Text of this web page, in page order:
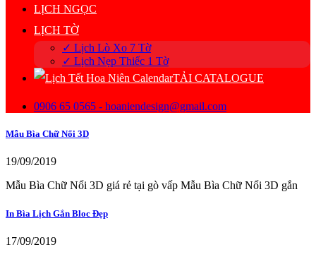
LỊCH NGỌC
LỊCH TỜ
✓ Lịch Lò Xo 7 Tờ
✓ Lịch Nẹp Thiếc 1 Tờ
TẢI CATALOGUE
0906 65 0565 - hoaniendesign@gmail.com
Mẫu Bìa Chữ Nổi 3D
19/09/2019
Mẫu Bìa Chữ Nổi 3D giá rẻ tại gò vấp Mẫu Bìa Chữ Nổi 3D gắn
In Bìa Lịch Gắn Bloc Đẹp
17/09/2019